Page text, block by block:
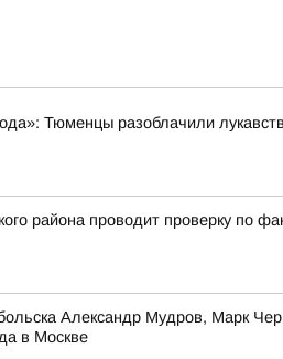
Тюменцы разоблачили
района проводит проверку по
Александр Мудров, Марк
в Москве